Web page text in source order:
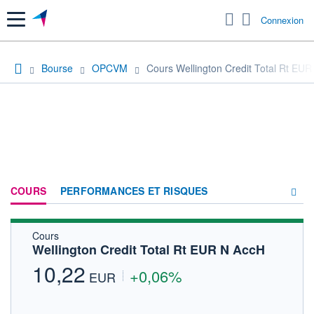
Menu Connexion
Bourse OPCVM Cours Wellington Credit Total Rt
COURS PERFORMANCES ET RISQUES
Cours
Wellington Credit Total Rt EUR N AccH
10,22 EUR +0,06%